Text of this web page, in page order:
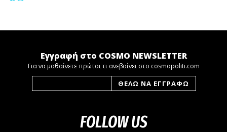
Εγγραφή στο COSMO NEWSLETTER
Για να μαθαίνετε πρώτοι τι ανεβαίνει στο cosmopoliti.com
FOLLOW US